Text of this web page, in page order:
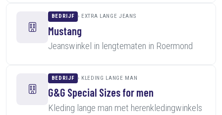
BEDRIJF EXTRA LANGE JEANS
Mustang
Jeanswinkel in lengtematen in Roermond
BEDRIJF KLEDING LANGE MAN
G&G Special Sizes for men
Kleding lange man met herenkledingwinkels